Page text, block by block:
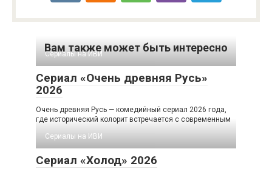
Вам также может быть интересно
Сериалы на ИВИ
Сериал «Очень древняя Русь»
2026
Очень древняя Русь — комедийный сериал 2026 года,
где исторический колорит встречается с современным
Сериалы на ИВИ
Сериал «Холод» 2026